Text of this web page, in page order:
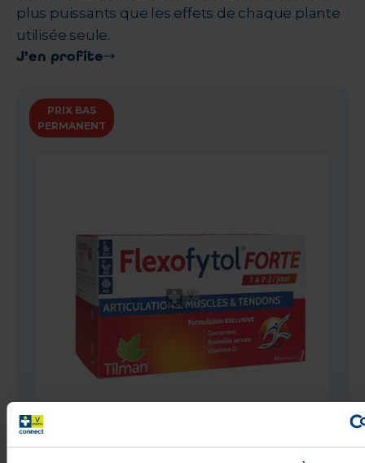
plus puissants que les effets de chaque plante
utilisée seule.
J’en profite
PRIX BAS
PERMANENT